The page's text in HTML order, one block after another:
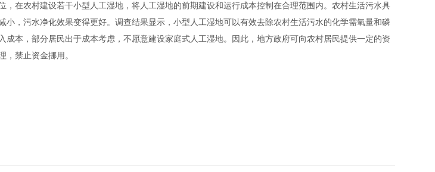
，在农村建设若干小型人工湿地，将人工湿地的前期建设和运行成本控制在合理范围内。农村生活污水具
小，污水净化效果变得更好。调查结果显示，小型人工湿地可以有效去除农村生活污水的化学需氧量和磷
成本，部分居民出于成本考虑，不愿意建设家庭式人工湿地。因此，地方政府可向农村居民提供一定的资
，禁止资金挪用。